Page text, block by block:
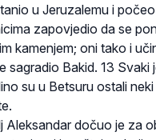
u Jeruzalemu i
zapovjedio da se
kamenjem; oni tako i
sagradio Bakid. 13
su u Betsuru ostali
Aleksandar dočuo je za